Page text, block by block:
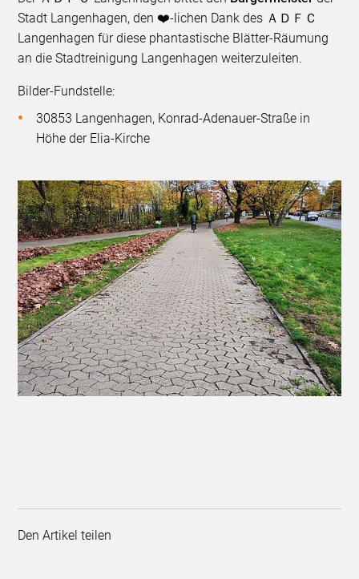
Stadt Langenhagen, den ❤️-lichen Dank des ＡＤＦＣ
Langenhagen für diese phantastische Blätter-Räumung
an die Stadtreinigung Langenhagen weiterzuleiten.
Bilder-Fundstelle:
30853 Langenhagen, Konrad-Adenauer-Straße in
Höhe der Elia-Kirche
Den Artikel teilen